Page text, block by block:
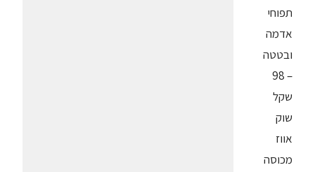
תפוחי
אדמה
ובטטה
– 98
שקל
שוק
אווז
מכוסה